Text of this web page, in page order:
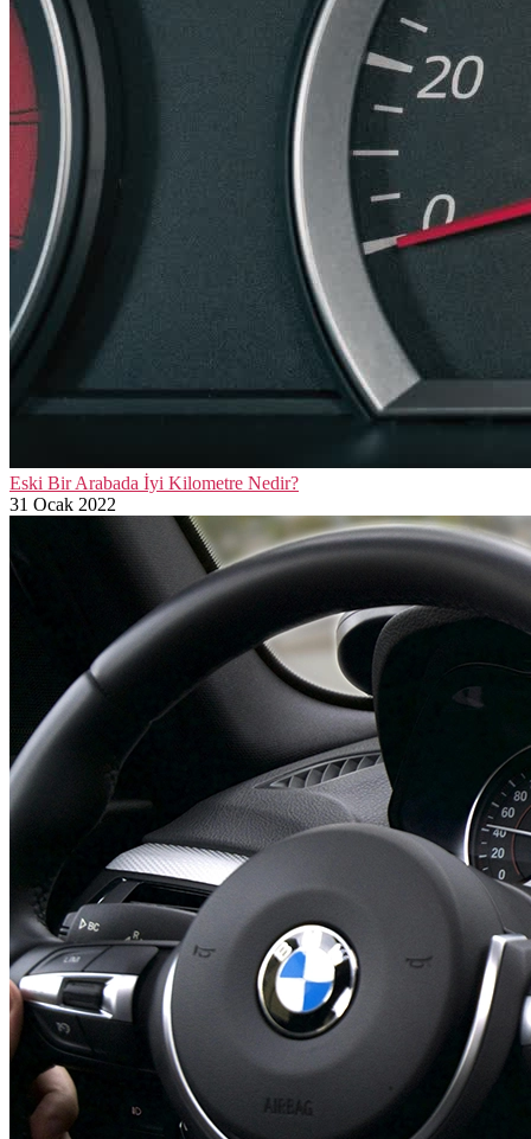
Eski Bir Arabada İyi Kilometre Nedir?
31 Ocak 2022